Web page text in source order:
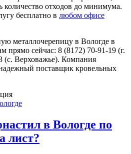
количество отходов до минимума.
бесплатно в любом офисе
металлочерепицу в Вологде в
прямо сейчас: 8 (8172) 70-91-19 (г.
(с. Верховажье). Компания
поставщик кровельных
в Вологде по
лист?